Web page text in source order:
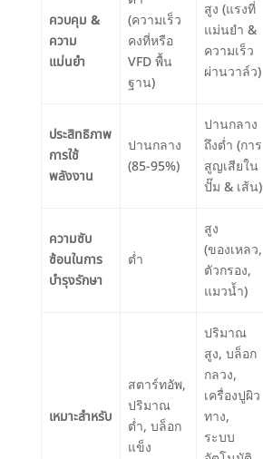
ควบคุม &
ความ
แม่นยำ
(ความเร็ว
คงที่หรือ
VFD พื้น
ฐาน)
สูง (แรงที่
แม่นยำ &
ความเร็ว
ผ่านวาล์ว)
ประสิทธิภาพ
การใช้
พลังงาน
ปานกลาง
(85-95%)
ปานกลาง
ถึงต่ำ (การ
สูญเสียใน
ปั๊ม & เส้น)
ความซับ
ซ้อนในการ
บำรุงรักษา
ต่ำ
สูง
(ของเหลว,
ตัวกรอง,
แมวน้ำ)
เหมาะสำหรับ
สตาร์ทอัพ,
ปริมาณ
ต่ำ, บล็อก
แข็ง
ปริมาณ
สูง, บล็อก
กลวง,
เครื่องปูผิว
ทาง,
ระบบ